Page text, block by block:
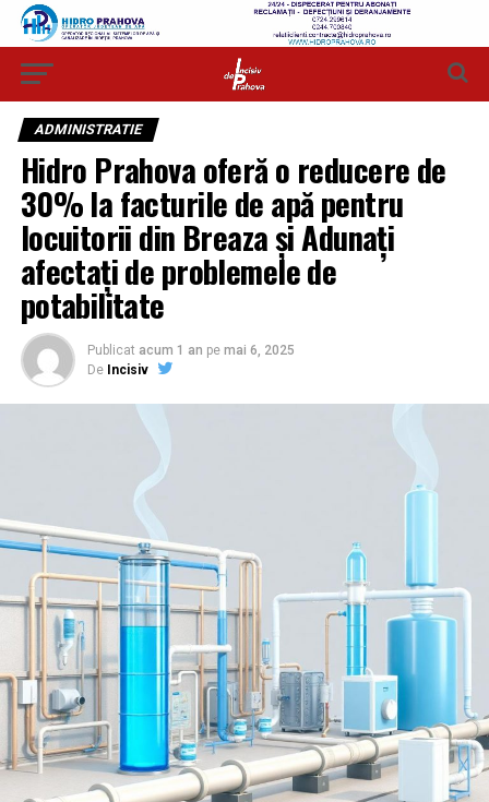
ADMINISTRATIE
Hidro Prahova oferă o reducere de
30% la facturile de apă pentru
locuitorii din Breaza și Adunați
afectați de problemele de
potabilitate
Publicat acum 1 an pe mai 6, 2025
De Incisiv